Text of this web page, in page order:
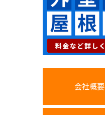
会社概要